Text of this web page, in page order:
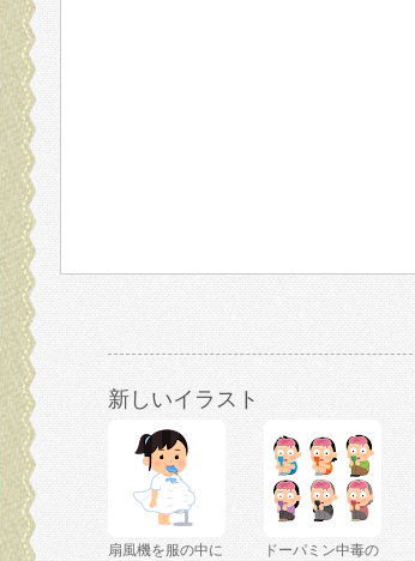
新しいイラスト
扇風機を服の中に
ドーパミン中毒の